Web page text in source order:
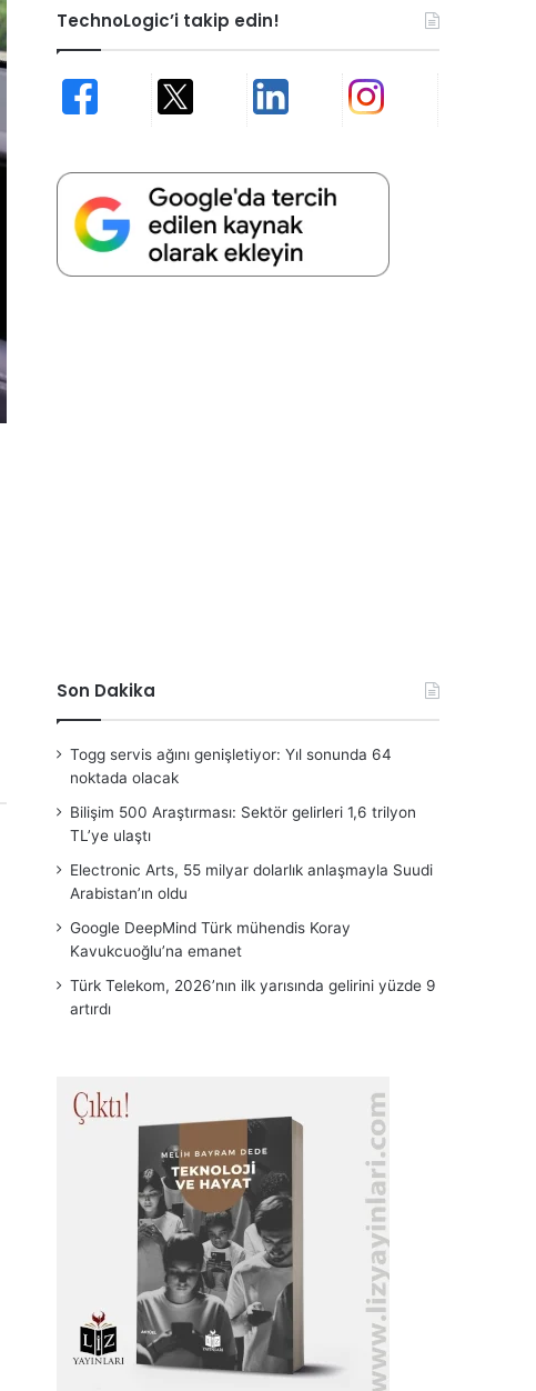
TechnoLogic’i takip edin!
Son Dakika
Togg servis ağını genişletiyor: Yıl sonunda 64
noktada olacak
Bilişim 500 Araştırması: Sektör gelirleri 1,6 trilyon
TL’ye ulaştı
Electronic Arts, 55 milyar dolarlık anlaşmayla Suudi
Arabistan’ın oldu
Google DeepMind Türk mühendis Koray
Kavukcuoğlu’na emanet
Türk Telekom, 2026’nın ilk yarısında gelirini yüzde 9
artırdı